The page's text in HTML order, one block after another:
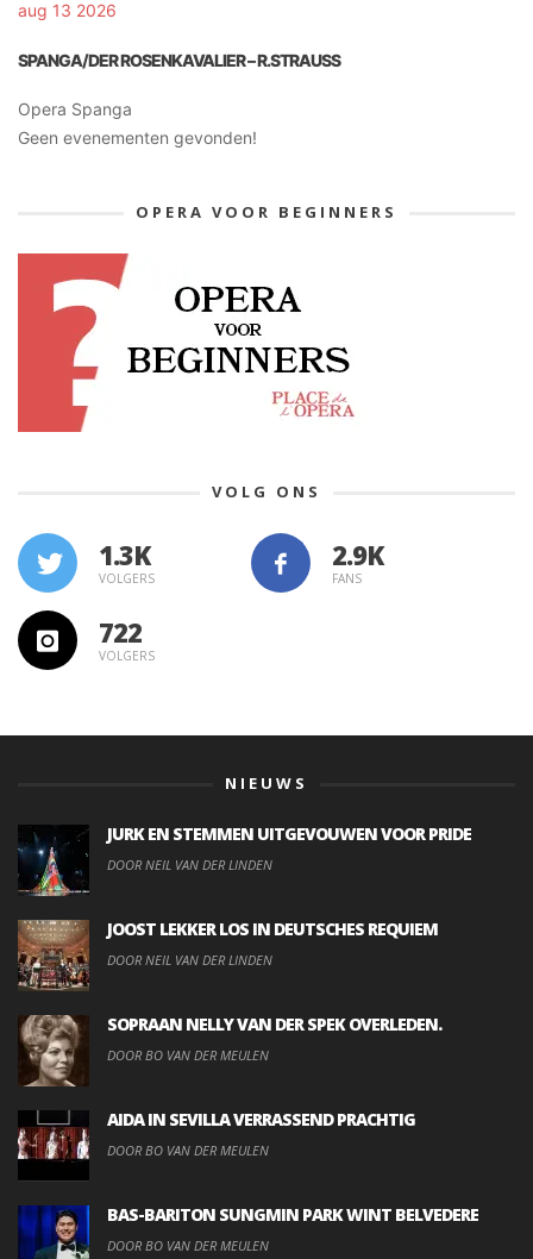
aug 13 2026
SPANGA/DER ROSENKAVALIER – R.STRAUSS
Opera Spanga
Geen evenementen gevonden!
OPERA VOOR BEGINNERS
VOLG ONS
1.3K
VOLGERS FANS
722
VOLGERS
NIEUWS
JURK EN STEMMEN UITGEVOUWEN VOOR PRIDE
DOOR NEIL VAN DER LINDEN
JOOST LEKKER LOS IN DEUTSCHES REQUIEM
DOOR NEIL VAN DER LINDEN
SOPRAAN NELLY VAN DER SPEK OVERLEDEN.
DOOR BO VAN DER MEULEN
AIDA IN SEVILLA VERRASSEND PRACHTIG
DOOR BO VAN DER MEULEN
BAS-BARITON SUNGMIN PARK WINT BELVEDERE
DOOR BO VAN DER MEULEN